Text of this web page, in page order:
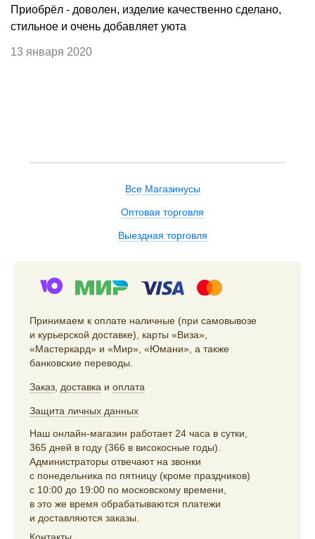
Приобрёл - доволен, изделие качественно сделано,
стильное и очень добавляет уюта
13 января 2020
Все Магазинусы
Оптовая торговля
Выездная торговля
Принимаем к оплате наличные (при самовывозе
и курьерской доставке), карты «Виза»,
«Мастеркард» и «Мир», «Юмани», а также
банковские переводы.
Заказ доставка и оплата
Защита личных данных
Наш онлайн-магазин работает 24 часа в сутки,
365 дней в году (366 в високосные годы).
Администраторы отвечают на звонки
с понедельника по пятницу (кроме праздников)
с 10:00 до 19:00 по московскому времени,
в это же время обрабатываются платежи
и доставляются заказы.